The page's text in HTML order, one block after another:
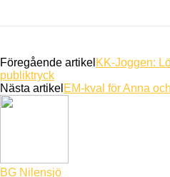
Föregående artikel KK-Joggen:
publiktryck
Nästa artikel EM-kval för Anna
BG Nilensjö